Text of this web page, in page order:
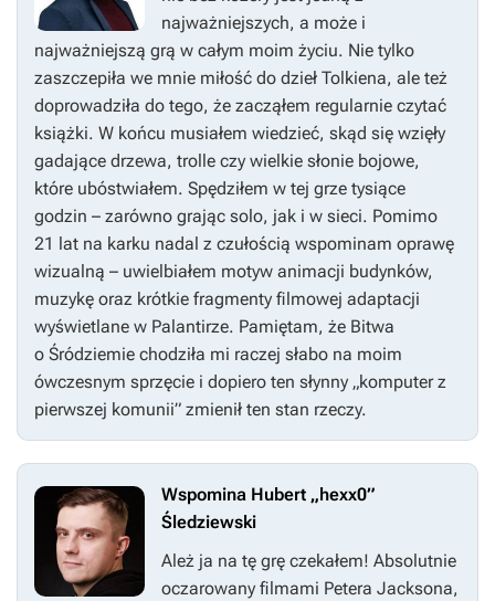
najważniejszych, a może i
najważniejszą grą w całym moim życiu. Nie tylko
zaszczepiła we mnie miłość do dzieł Tolkiena, ale też
doprowadziła do tego, że zacząłem regularnie czytać
książki. W końcu musiałem wiedzieć, skąd się wzięły
gadające drzewa, trolle czy wielkie słonie bojowe,
które ubóstwiałem. Spędziłem w tej grze tysiące
godzin – zarówno grając solo, jak i w sieci. Pomimo
21 lat na karku nadal z czułością wspominam oprawę
wizualną – uwielbiałem motyw animacji budynków,
muzykę oraz krótkie fragmenty filmowej adaptacji
wyświetlane w Palantirze. Pamiętam, że Bitwa
o Śródziemie chodziła mi raczej słabo na moim
ówczesnym sprzęcie i dopiero ten słynny „komputer z
pierwszej komunii” zmienił ten stan rzeczy.
Wspomina Hubert „hexx0”
Śledziewski
Ależ ja na tę grę czekałem! Absolutnie
oczarowany filmami Petera Jacksona,